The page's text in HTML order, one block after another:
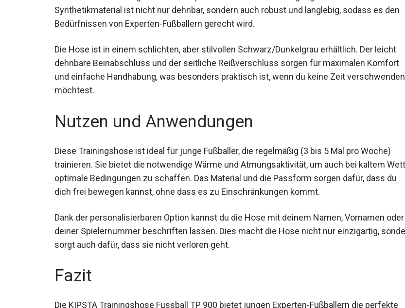
absolvieren. Das Synthetikmaterial ist nicht nur dehnbar, sondern auch robust und langlebig,
sodass es den Bedürfnissen von Experten-Fußballern gerecht wird.
Die Hose ist in einem schlichten, aber stilvollen Schwarz/Dunkelgrau erhältlich. Der leicht
dehnbare Beinabschluss und der seitliche Reißverschluss sorgen für maximalen Komfort
und einfache Handhabung, was besonders praktisch ist, wenn du keine Zeit verschwenden
möchtest.
Nutzen und Anwendungen
Diese Trainingshose ist ideal für junge Fußballer, die regelmäßig (3 bis 5 Mal pro Woche)
trainieren. Sie bietet die notwendige Wärme und Atmungsaktivität, um auch bei kaltem
Wetter optimale Bedingungen zu schaffen. Das Material und die Passform sorgen dafür,
dass du dich frei bewegen kannst, ohne dass es zu Einschränkungen kommt.
Dank der personalisierbaren Option kannst du die Hose mit deinem Namen, Vornamen oder
deiner Spielernummer beschriften lassen. Dies macht die Hose nicht nur einzigartig,
sondern sorgt auch dafür, dass sie nicht verloren geht.
Fazit
Die KIPSTA Trainingshose Fussball TP 900 bietet jungen Experten-Fußballern die perfekte